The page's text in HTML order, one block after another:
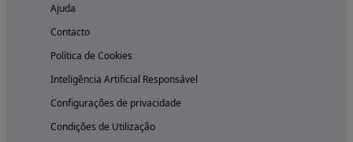
Ajuda
Contacto
Política de Cookies
Inteligência Artificial Responsável
Configurações de privacidade
Condições de Utilização